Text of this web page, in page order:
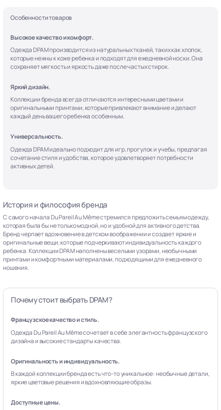
Особенности товаров
Высокое качество и комфорт.
Одежда DPAM производится из натуральных тканей, таких как хлопок,
которые нежны к коже ребенка и подходят для ежедневной носки. Она
сохраняет мягкость и яркость даже после частых стирок.
Яркий дизайн.
Коллекции бренда всегда отличаются интересными цветами и
оригинальными принтами, которые привлекают внимание и делают
каждый день вашего ребенка особенным.
Универсальность.
Одежда DPAM идеально подходит для игр, прогулок и учебы, предлагая
сочетание стиля и удобства, которое удовлетворяет потребности
активных детей.
История и философия бренда
С самого начала Du Pareil Au Même стремился предложить семьям одежду,
которая была бы не только модной, но и удобной для активного детства.
Бренд черпает вдохновение в детском воображении и создает яркие и
оригинальные вещи, которые подчеркивают индивидуальность каждого
ребенка. Коллекции DPAM наполнены веселыми узорами, необычными
принтами и комфортными материалами, подходящими для ежедневного
ношения.
Почему стоит выбрать DPAM?
Французское качество и стиль.
Одежда Du Pareil Au Même сочетает в себе элегантность французского
дизайна и высокие стандарты качества.
Оригинальность и индивидуальность.
В каждой коллекции бренда есть что-то уникальное: необычные детали,
яркие цветовые решения и вдохновляющие образы.
Доступные цены.